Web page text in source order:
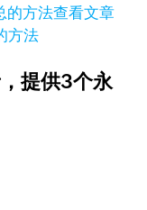
查看文章
方法
提供3个永